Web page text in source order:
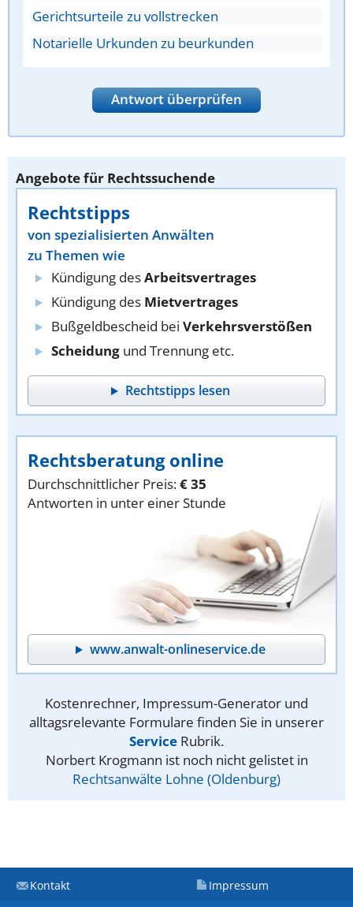
Gerichtsurteile zu vollstrecken
Notarielle Urkunden zu beurkunden
Antwort überprüfen
Angebote für Rechtssuchende
Rechtstipps
von spezialisierten Anwälten
zu Themen wie
Kündigung desArbeitsvertrages
Kündigung des Mietvertrages
Bußgeldbescheid bei Verkehrsverstößen
Scheidung und Trennung etc.
Rechtstipps lesen
Rechtsberatung online
Durchschnittlicher Preis:€ 35
Antworten in unter einer Stunde
www.anwalt-onlineservice.de
Kostenrechner, Impressum-Generator und
alltagsrelevante Formulare finden Sie in unserer
Service Rubrik.
Norbert Krogmann ist noch nicht gelistet in
Rechtsanwälte Lohne (Oldenburg)
Kontakt Impressum